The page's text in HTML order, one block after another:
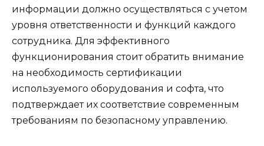
информации должно осуществляться с учетом
уровня ответственности и функций каждого
сотрудника. Для эффективного
функционирования стоит обратить внимание
на необходимость сертификации
используемого оборудования и софта, что
подтверждает их соответствие современным
требованиям по безопасному управлению.